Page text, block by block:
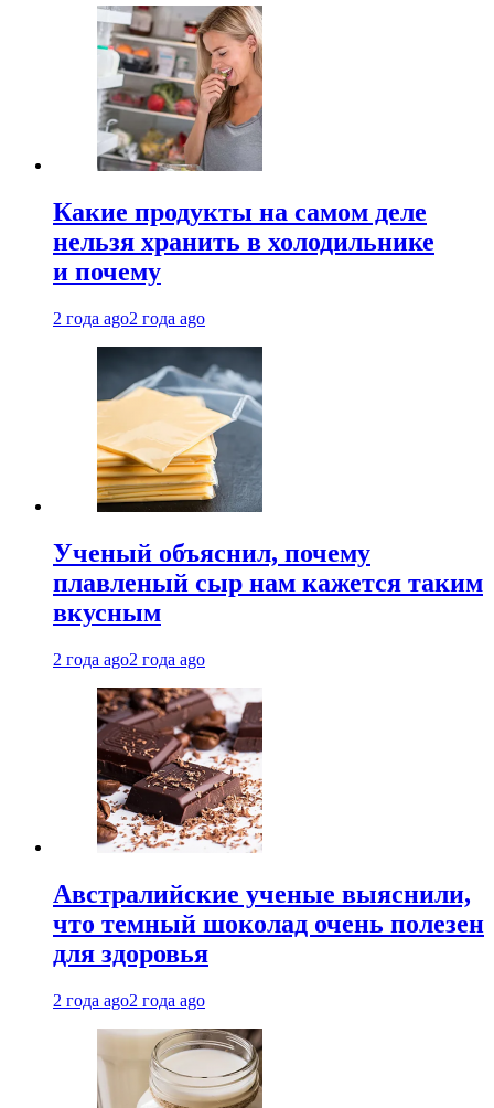
Какие продукты на самом деле
нельзя хранить в холодильнике
и почему
2 года ago2 года ago
Ученый объяснил, почему
плавленый сыр нам кажется таким
вкусным
2 года ago2 года ago
Австралийские ученые выяснили,
что темный шоколад очень полезен
для здоровья
2 года ago2 года ago